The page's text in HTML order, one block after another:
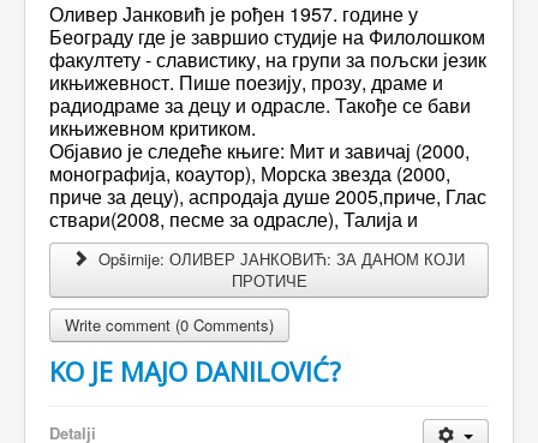
Оливер Јанковић је рођен 1957. године у
Београду где је завршио студије на Филолошком
факултету - славистику, на групи за пољски језик
икњижевност. Пише поезију, прозу, драме и
радиодраме за децу и одрасле. Такође се бави
икњижевном критиком.
Објавио је следеће књиге: Мит и завичај (2000,
монографија, коаутор), Морска звезда (2000,
приче за децу), аспродаја душе 2005,приче, Глас
ствари(2008, песме за одрасле), Талија и
Opširnije: ОЛИВЕР ЈАНКОВИЋ: ЗА ДАНОМ КОЈИ
ПРОТИЧЕ
Write comment (0 Comments)
KO JE MAJO DANILOVIĆ?
Detalji